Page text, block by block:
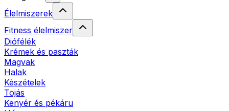
Élelmiszerek
Fitness élelmiszer
Diófélék
Krémek és paszták
Magvak
Halak
Készételek
Tojás
Kenyér és pékáru